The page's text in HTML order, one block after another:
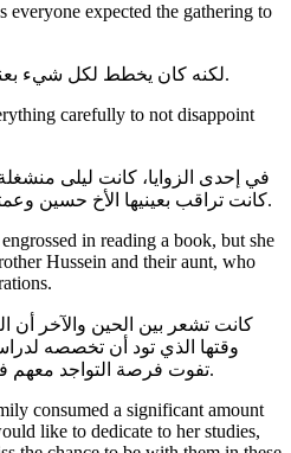
everyone expected the gathering to
لكنه كان يخطط لكل شيء بعناية، حتى لا يخيب آمالهم.
carefully to not disappoint
في إحدى الزوايا، كانت ليلى
كانت تراقب بعينيها الأخ حسين وعمته التي كانت تجهز الزينة.
in reading a book, but she
Hussein and their aunt, who
كانت تشعر بين الحين والآخر أن
وقتها الذي تود أن تخصصه
تفوت فرصة التواجد معهم في هذه اللحظات الجميلة.
consumed a significant amount
like to dedicate to her studies,